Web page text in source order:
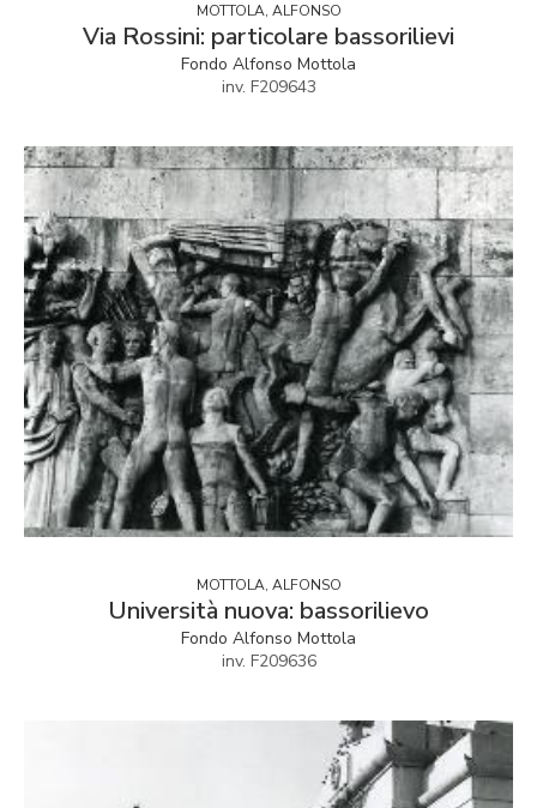
MOTTOLA, ALFONSO
Via Rossini: particolare bassorilievi
Fondo Alfonso Mottola
inv. F209643
MOTTOLA, ALFONSO
Università nuova: bassorilievo
Fondo Alfonso Mottola
inv. F209636